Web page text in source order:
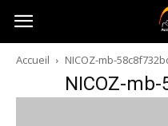
Australia-
australie.com
Accueil NICOZ-mb-
NICOZ-